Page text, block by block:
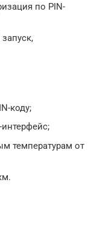
по PIN-
коду;
температурам от